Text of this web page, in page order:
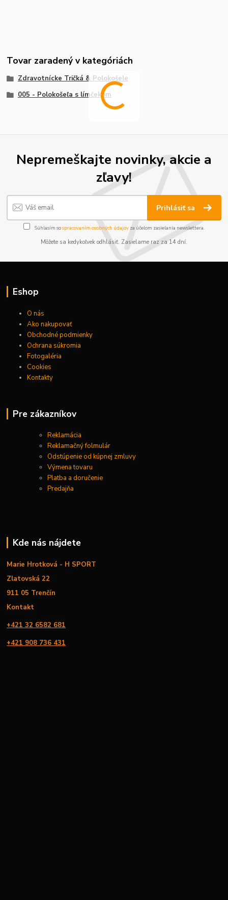
Tovar zaradený v kategóriách
Zdravotnícke Tričká & Polokošele
005 - Polokošeľa s límčekom
Nepremeškajte novinky, akcie a
zľavy!
Prihlásiť sa
Súhlasím sospracovaním osobných údajov za účelom zasielania newslettera.
Môžete sa kedykoľvek odhlásiť. Zasielame raz za 14 dní.
Eshop
O nás
Ako nakupovať
Obchodné podmienky
Ochrana súkromia
Fotogaléria
Cookies
Kontakty
Pre zákazníkov
Reklamácia
Reklamačný folmulár
Odstúpenie od kúpnej zmluvy
Výmena tovaru
Platba a doručenie
Predajňa
Kde nás nájdete
Marie Hrotková - H SPORT
Zlatovská 22
911 05 Trenčín
Kontakt
+421 32 6582 681
+421 908 736 431